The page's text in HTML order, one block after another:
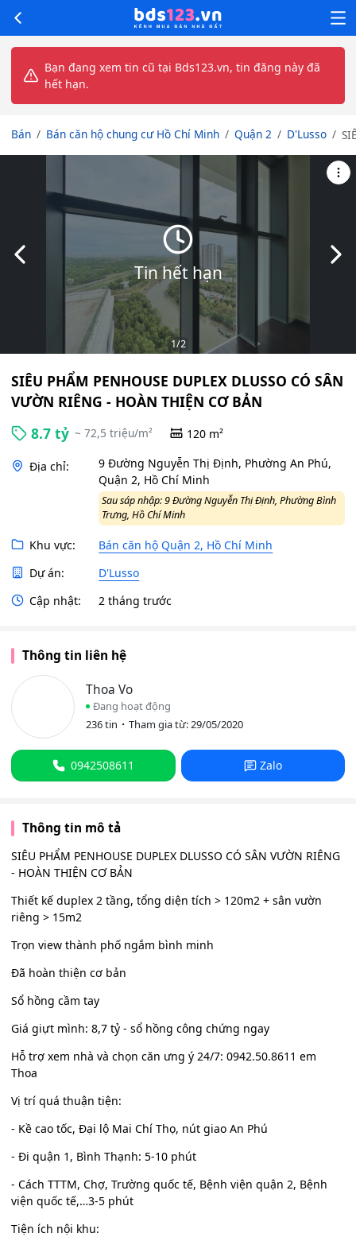
Bạn đang xem tin cũ tại Bds123.vn, tin đăng này đã
hết hạn.
Bán Bán căn hộ chung cư Hồ Chí Minh Quận 2 D'Lusso
Tin hết hạn
Slide trước
1/2
SIÊU PHẨM PENHOUSE DUPLEX DLUSSO CÓ SÂN
VƯỜN RIÊNG - HOÀN THIỆN CƠ BẢN
8.7 tỷ ~ 72,5 triệu/m² 120 m²
Địa chỉ:
9 Đường Nguyễn Thị Định, Phường An Phú,
Quận 2, Hồ Chí Minh
Sau sáp nhập: 9 Đường Nguyễn Thị Định, Phường Bình
Trưng, Hồ Chí Minh
Khu vực:
Bán căn hộ Quận 2, Hồ Chí Minh
Dự án:
D'Lusso
Cập nhật:
2 tháng trước
Thông tin liên hệ
Thoa Vo
Đang hoạt động
236 tin
Tham gia từ: 29/05/2020
0942508611 Zalo
Thông tin mô tả
SIÊU PHẨM PENHOUSE DUPLEX DLUSSO CÓ SÂN VƯỜN RIÊNG
- HOÀN THIỆN CƠ BẢN
Thiết kế duplex 2 tầng, tổng diện tích > 120m2 + sân vườn
riêng > 15m2
Trọn view thành phố ngắm bình minh
Đã hoàn thiện cơ bản
Sổ hồng cầm tay
Giá giựt mình: 8,7 tỷ - sổ hồng công chứng ngay
Hỗ trợ xem nhà và chọn căn ưng ý 24/7: 0942.50.8611 em
Thoa
Vị trí quá thuận tiện:
- Kề cao tốc, Đại lộ Mai Chí Thọ, nút giao An Phú
- Đi quận 1, Bình Thạnh: 5-10 phút
- Cách TTTM, Chợ, Trường quốc tế, Bệnh viện quận 2, Bệnh
viện quốc tế,…3-5 phút
Tiện ích nội khu: